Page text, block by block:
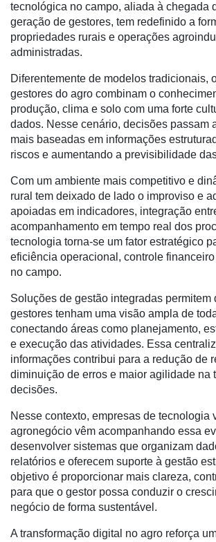
Informatização
da
Agricultura
Vertical
Software
Empresarial
Tecnologia
para
Recursos
Membros
Liberali
Netrin
Néctar
Tecprime
Agro
Lean
Way
Consulting
ONE
CHB
tecnológica no campo, aliada à chegada
geração de gestores, tem redefinido a
propriedades rurais e operações
administradas.
Diferentemente de modelos tradicionais,
gestores do agro combinam o
produção, clima e solo com uma forte
dados. Nesse cenário, decisões passam
mais baseadas em informações
riscos e aumentando a previsibilidade
Com um ambiente mais competitivo e
rural tem deixado de lado o improviso e
apoiadas em indicadores, integração
acompanhamento em tempo real dos
tecnologia torna-se um fator estratégico
eficiência operacional, controle
no campo.
Soluções de gestão integradas permitem
gestores tenham uma visão ampla de
conectando áreas como planejamento,
e execução das atividades. Essa
informações contribui para a redução de
diminuição de erros e maior agilidade na
decisões.
Nesse contexto, empresas de tecnologia
agronegócio vêm acompanhando essa
desenvolver sistemas que organizam
relatórios e oferecem suporte à gestão
objetivo é proporcionar mais clareza,
para que o gestor possa conduzir o
negócio de forma sustentável.
A transformação digital no agro reforça